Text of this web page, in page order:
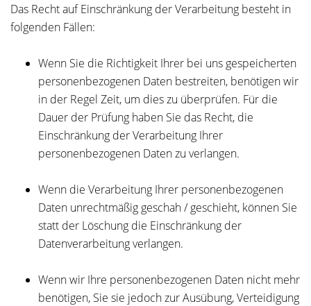
Das Recht auf Einschränkung der Verarbeitung besteht in
folgenden Fällen:
Wenn Sie die Richtigkeit Ihrer bei uns gespeicherten
personenbezogenen Daten bestreiten, benötigen wir
in der Regel Zeit, um dies zu überprüfen. Für die
Dauer der Prüfung haben Sie das Recht, die
Einschränkung der Verarbeitung Ihrer
personenbezogenen Daten zu verlangen.
Wenn die Verarbeitung Ihrer personenbezogenen
Daten unrechtmäßig geschah / geschieht, können Sie
statt der Löschung die Einschränkung der
Datenverarbeitung verlangen.
Wenn wir Ihre personenbezogenen Daten nicht mehr
benötigen, Sie sie jedoch zur Ausübung, Verteidigung